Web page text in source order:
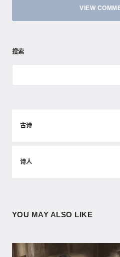
VIEW
搜索
古诗
诗人
YOU MAY ALSO LIKE